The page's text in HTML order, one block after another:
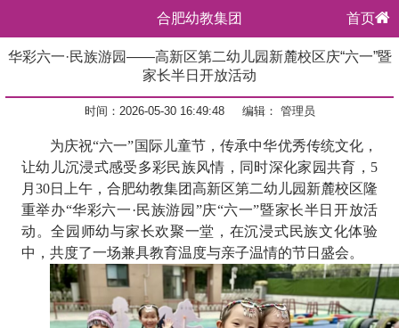
合肥幼教集团 首页
华彩六一·民族游园——高新区第二幼儿园新麓校区庆“六一”暨
家长半日开放活动
时间：2026-05-30 16:49:48 编辑： 管理员
为庆祝“六一”国际儿童节，传承中华优秀传统文化，
让幼儿沉浸式感受多彩民族风情，同时深化家园共育，5
月30日上午，合肥幼教集团高新区第二幼儿园新麓校区隆
重举办“华彩六一·民族游园”庆“六一”暨家长半日开放活
动。全园师幼与家长欢聚一堂，在沉浸式民族文化体验
中，共度了一场兼具教育温度与亲子温情的节日盛会。